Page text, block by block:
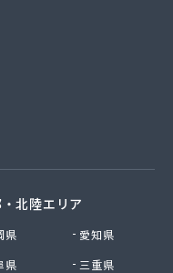
北陸エリア
県
愛知県
県
三重県